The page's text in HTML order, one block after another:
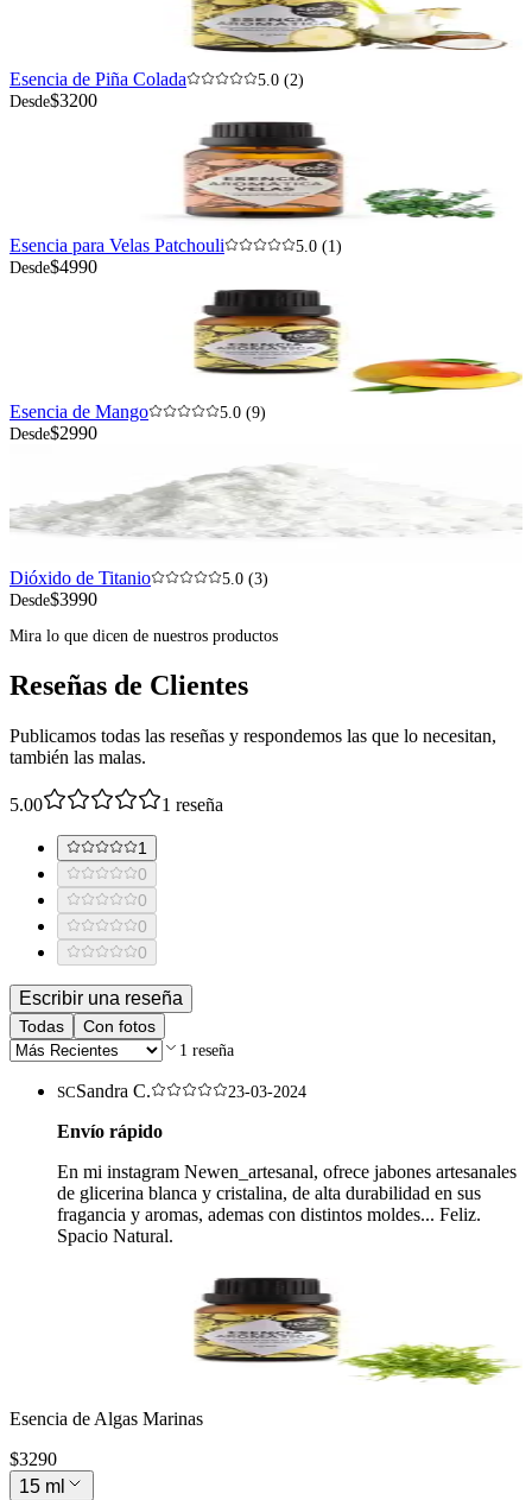
Esencia de Piña Colada
5.0 (2)
Desde$3200
Esencia para Velas Patchouli
5.0 (1)
Desde$4990
Esencia de Mango
5.0 (9)
Desde$2990
Dióxido de Titanio
5.0 (3)
Desde$3990
Mira lo que dicen de nuestros productos
Reseñas de Clientes
Publicamos todas las reseñas y respondemos las que lo necesitan,
también las malas.
5.00 1 reseña
1
0
0
0
0
Escribir una reseña
Todas Con fotos
1 reseña
SCSandra C. 23-03-2024
Envío rápido
En mi instagram Newen_artesanal, ofrece jabones artesanales
de glicerina blanca y cristalina, de alta durabilidad en sus
fragancia y aromas, ademas con distintos moldes... Feliz.
Spacio Natural.
Esencia de Algas Marinas
$3290
15 ml